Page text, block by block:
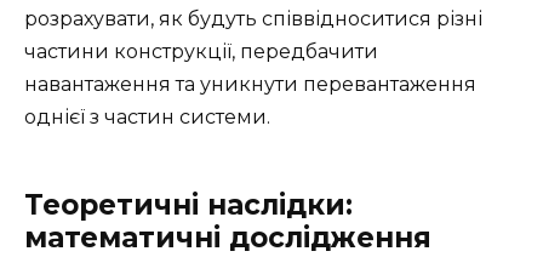
розрахувати, як будуть співвідноситися різні
частини конструкції, передбачити
навантаження та уникнути перевантаження
однієї з частин системи.
Теоретичні наслідки:
математичні дослідження